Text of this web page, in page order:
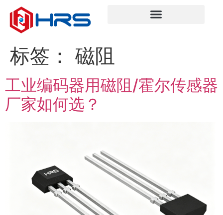
标签： 磁阻
工业编码器用磁阻/霍尔传感器
厂家如何选？